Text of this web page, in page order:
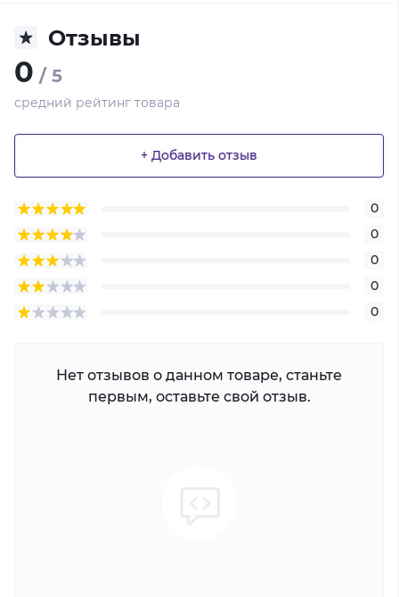
Отзывы
0 / 5
средний рейтинг товара
+ Добавить отзыв
0
0
0
0
0
Нет отзывов о данном товаре, станьте
первым, оставьте свой отзыв.